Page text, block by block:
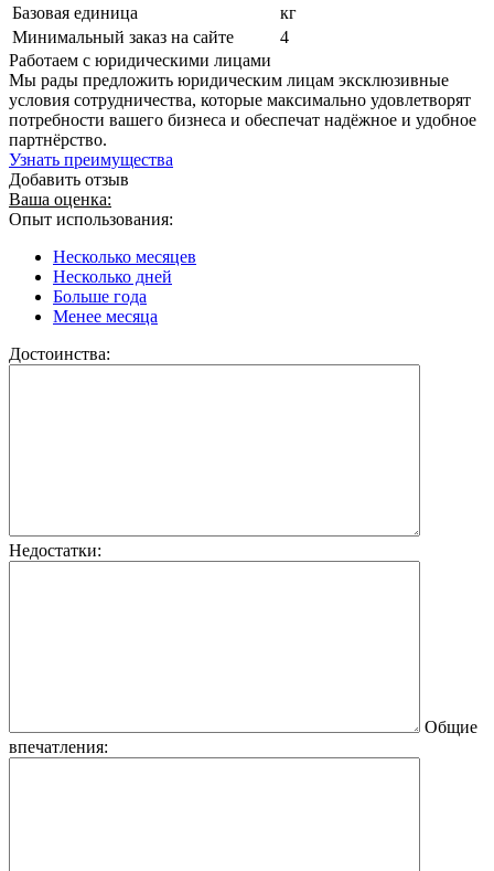
Базовая единица
кг
Минимальный заказ на сайте
4
Работаем с юридическими лицами
Мы рады предложить юридическим лицам эксклюзивные
условия сотрудничества, которые максимально удовлетворят
потребности вашего бизнеса и обеспечат надёжное и удобное
партнёрство.
Узнать преимущества
Добавить отзыв
Ваша оценка:
Опыт использования:
Несколько месяцев
Несколько дней
Больше года
Менее месяца
Достоинства:
Недостатки:
Общие
впечатления: